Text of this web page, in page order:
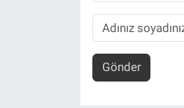
Gönder